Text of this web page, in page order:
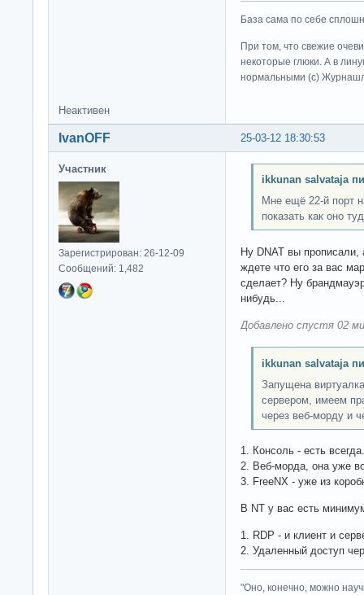
База сама по себе
При том, что свежие
некоторые глюки. А в
нормальными (c)
Неактивен
25-03-12 18:30:53
IvanOFF
Участник
Зарегистрирован: 26-12-09
Сообщений: 1,482
ikkunan salvataja
Мне ещё 22-й порт
показать как оно
Ну DNAT вы прописали,
ждете что его за вас
сделает? Ну
нибудь...
Добавлено спустя 02
ikkunan salvataja
Запущена
сервером, имеем
через веб-морду и
1. Консоль - есть всегда.
2. Веб-морда, она уже
3. FreeNX - уже из
В NT у вас есть
1. RDP - и клиент и
2. Удаленный доступ
"Оно, конечно, можно